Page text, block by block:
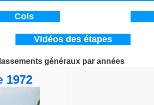
Cols
Vidéos des étapes
généraux par années
1972